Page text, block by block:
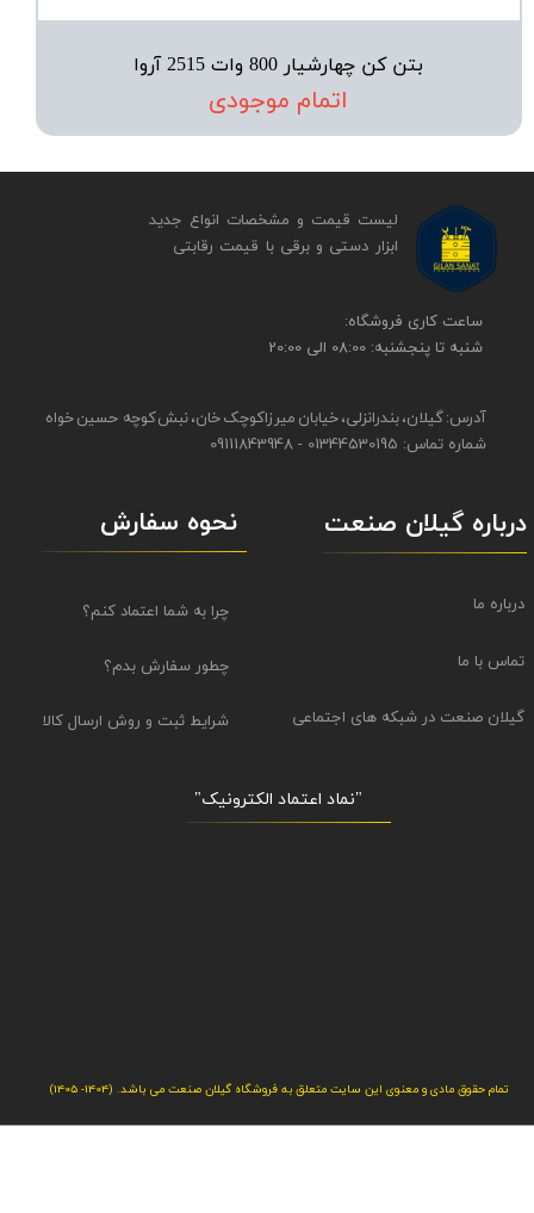
بتن کن چهارشیار 800 وات 2515 آروا
اتمام موجودی
​​ساعت کاری فروشگاه:
شنبه تا پنجشنبه: 08:00 الی 20:00
آدرس: گیلان، بندرانزلی، خیابان میرزاکوچک خان، نبش کوچه حسین خواه
شماره تماس: 01344530195 - 09111843948
لیست قیمت و مشخصات انواع جدید
ابزار دستی و برقی ​​​​​​​با قیمت رقابتی
نحوه سفارش
چرا به شما اعتماد کنم؟
چطور سفارش بدم؟
شرایط ثبت و روش ارسال کالا
تمام حقوق مادی و معنوی این سایت متعلق به فروشگاه گیلان صنعت می باشد. (1404- 1405)
"نماد اعتماد الکترونیک​​​​​​​"
درباره گیلان صنعت
درباره ما
تماس با ما
گیلان صنعت در شبکه های اجتماعی